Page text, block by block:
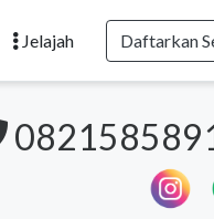
Jelajah Daftarkan